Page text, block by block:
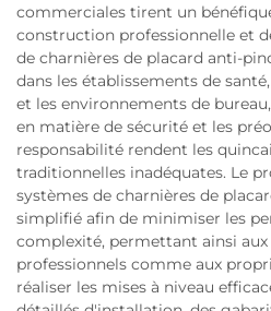
commerciales tirent un
construction professionnelle et
de charnières de placard anti-
dans les établissements de
et les environnements de
en matière de sécurité et les
responsabilité rendent les
traditionnelles inadéquates. Le
systèmes de charnières de
simplifié afin de minimiser les
complexité, permettant ainsi
professionnels comme aux
réaliser les mises à niveau